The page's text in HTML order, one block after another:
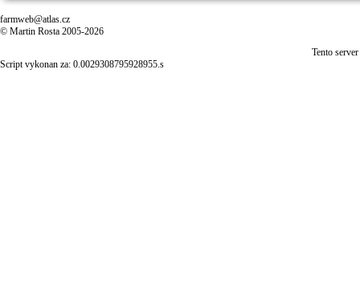
farmweb@atlas.cz
© Martin Rosta 2005-2026
Tento
Script vykonan za: 0.0029308795928955.s